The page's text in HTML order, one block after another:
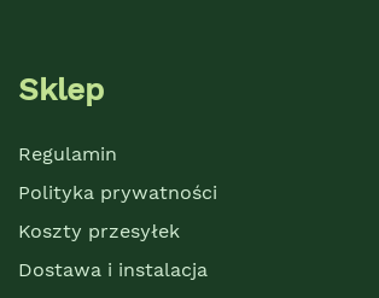
Sklep
Regulamin
Polityka prywatności
Koszty przesyłek
Dostawa i instalacja